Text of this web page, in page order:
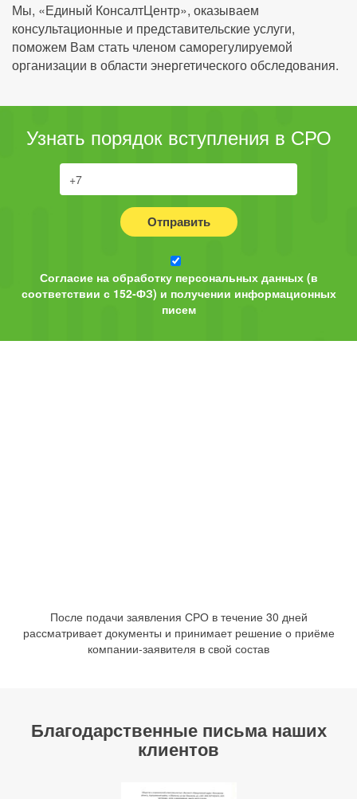
Мы, «Единый КонсалтЦентр», оказываем
консультационные и представительские услуги,
поможем Вам стать членом саморегулируемой
организации в области энергетического обследования.
Узнать порядок вступления в СРО
Отправить
Согласие на обработку персональных данных (в
соответствии с 152-ФЗ) и получении информационных
писем
После подачи заявления СРО в течение 30 дней
рассматривает документы и принимает решение о приёме
компании-заявителя в свой состав
Благодарственные письма наших
клиентов